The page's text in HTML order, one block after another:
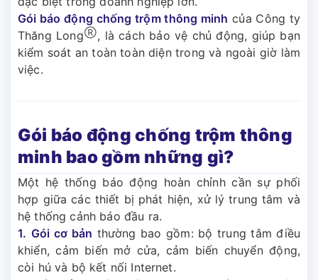
Gói báo động chống trộm thông minh của Công ty
Thăng LongⓇ, là cách bảo vệ chủ động, giúp bạn
kiểm soát an toàn toàn diện trong và ngoài giờ làm
việc.
Gói báo động chống trộm thông
minh bao gồm những gì?
Một hệ thống báo động hoàn chỉnh cần sự phối
hợp giữa các thiết bị phát hiện, xử lý trung tâm và
hệ thống cảnh báo đầu ra.
1. Gói cơ bản thường bao gồm: bộ trung tâm điều
khiển, cảm biến mở cửa, cảm biến chuyển động,
còi hú và bộ kết nối Internet.